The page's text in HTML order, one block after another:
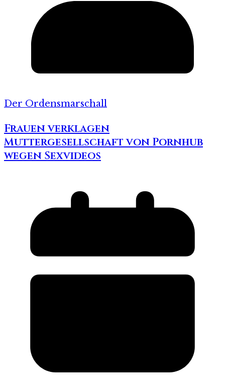
Der Ordensmarschall
Frauen verklagen
Muttergesellschaft von Pornhub
wegen Sexvideos